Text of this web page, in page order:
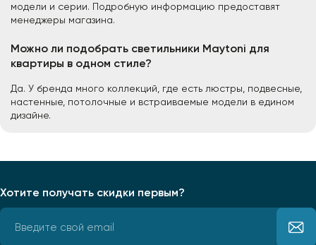
модели и серии. Подробную информацию предоставят
менеджеры магазина.
Можно ли подобрать светильники Maytoni для
квартиры в одном стиле?
Да. У бренда много коллекций, где есть люстры, подвесные,
настенные, потолочные и встраиваемые модели в едином
дизайне.
Хотите получать скидки первым?